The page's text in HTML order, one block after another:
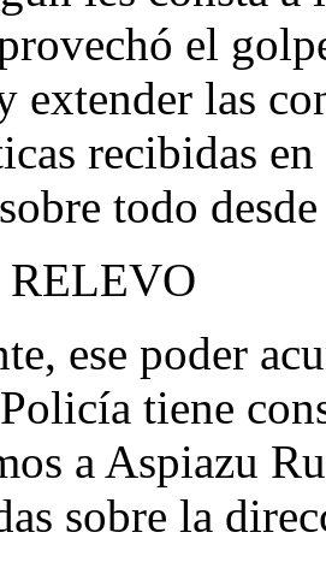
el
extender las
recibidas
todo
ese poder
tiene
a Aspiazu
sobre la